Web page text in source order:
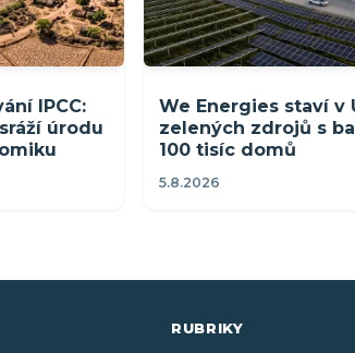
IPCC:
úrodu
We Energies staví v
zelených zdrojů s
100 tisíc domů
5.8.2026
RUBRIKY